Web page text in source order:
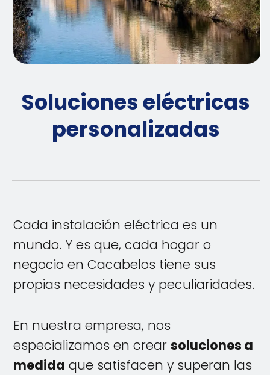
Soluciones eléctricas
personalizadas
Cada instalación eléctrica es un
mundo. Y es que, cada hogar o
negocio en Cacabelos tiene sus
propias necesidades y peculiaridades.
En nuestra empresa, nos
especializamos en crear soluciones a
medida que satisfacen y superan las